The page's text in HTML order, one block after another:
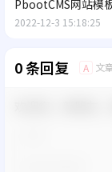
PbootCMS网站模
2022-12-3 15:18:25
0 条回复 A 文